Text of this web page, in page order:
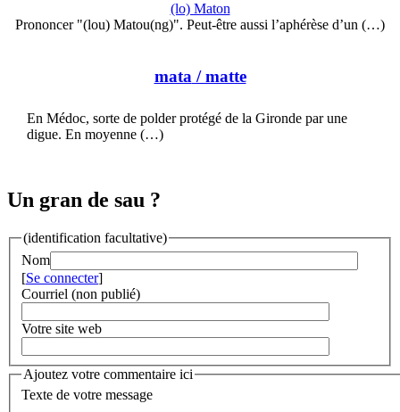
(lo) Maton
Prononcer "(lou) Matou(ng)". Peut-être aussi l’aphérèse d’un (…)
mata / matte
En Médoc, sorte de polder protégé de la Gironde par une
digue. En moyenne (…)
Un gran de sau ?
(identification facultative)
Nom
[Se connecter]
Courriel (non publié)
Votre site web
Ajoutez votre commentaire ici
Texte de votre message